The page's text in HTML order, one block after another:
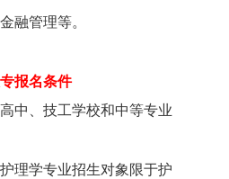
融管理等。
报名条件
、技工学校和中等专业
学专业招生对象限于护